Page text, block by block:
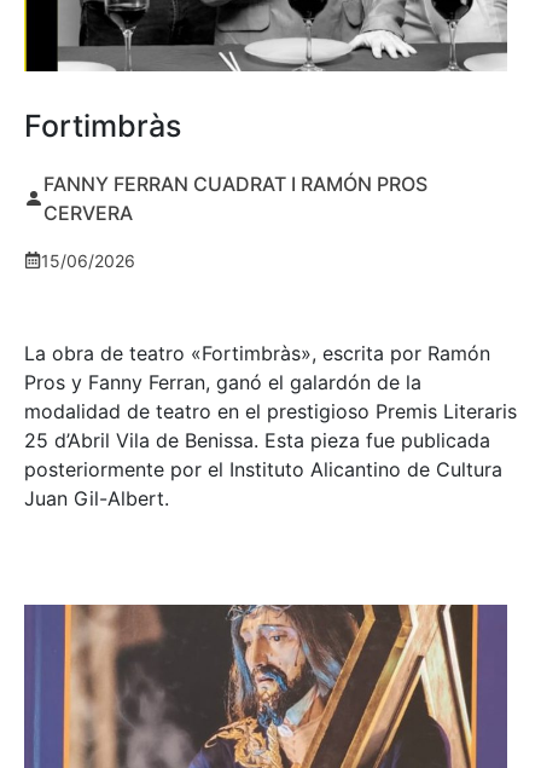
Fortimbràs
FANNY FERRAN CUADRAT I RAMÓN PROS
CERVERA
15/06/2026
La obra de teatro «Fortimbràs», escrita por Ramón
Pros y Fanny Ferran, ganó el galardón de la
modalidad de teatro en el prestigioso Premis Literaris
25 d’Abril Vila de Benissa. Esta pieza fue publicada
posteriormente por el Instituto Alicantino de Cultura
Juan Gil-Albert.